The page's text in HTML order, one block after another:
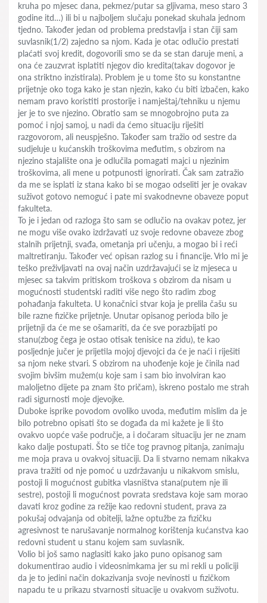
kruha po mjesec dana, pekmez/putar sa gljivama, meso staro 3
godine itd…) ili bi u najboljem slučaju ponekad skuhala jednom
tjedno. Također jedan od problema predstavlja i stan čiji sam
suvlasnik(1/2) zajedno sa njom. Kada je otac odlučio prestati
plaćati svoj kredit, dogovorili smo se da se stan daruje meni, a
ona će zauzvrat isplatiti njegov dio kredita(takav dogovor je
ona striktno inzistirala). Problem je u tome što su konstantne
prijetnje oko toga kako je stan njezin, kako ću biti izbačen, kako
nemam pravo koristiti prostorije i namještaj/tehniku u njemu
jer je to sve njezino. Obratio sam se mnogobrojno puta za
pomoć i njoj samoj, u nadi da ćemo situaciju riješiti
razgovorom, ali neuspješno. Također sam tražio od sestre da
sudjeluje u kućanskih troškovima međutim, s obzirom na
njezino stajalište ona je odlučila pomagati majci u njezinim
troškovima, ali mene u potpunosti ignorirati. Čak sam zatražio
da me se isplati iz stana kako bi se mogao odseliti jer je ovakav
suživot gotovo nemoguć i pate mi svakodnevne obaveze poput
fakulteta.
To je i jedan od razloga što sam se odlučio na ovakav potez, jer
ne mogu više ovako izdržavati uz svoje redovne obaveze zbog
stalnih prijetnji, svađa, ometanja pri učenju, a mogao bi i reći
maltretiranju. Također već opisan razlog su i financije. Vrlo mi je
teško preživljavati na ovaj način uzdržavajući se iz mjeseca u
mjesec sa takvim pritiskom troškova s obzirom da nisam u
mogućnosti studentski raditi više nego što radim zbog
pohađanja fakulteta. U konačnici stvar koja je prelila čašu su
bile razne fizičke prijetnje. Unutar opisanog perioda bilo je
prijetnji da će me se ošamariti, da će sve porazbijati po
stanu(zbog čega je ostao otisak tenisice na zidu), te kao
posljednje jučer je prijetila mojoj djevojci da će je naći i riješiti
sa njom neke stvari. S obzirom na uhođenje koje je činila nad
svojim bivšim mužem(u koje sam i sam bio involviran kao
maloljetno dijete pa znam što pričam), iskreno postalo me strah
radi sigurnosti moje djevojke.
Duboke isprike povodom ovoliko uvoda, međutim mislim da je
bilo potrebno opisati što se događa da mi kažete je li što
ovakvo uopće vaše područje, a i dočaram situaciju jer ne znam
kako dalje postupati. Što se tiče tog pravnog pitanja, zanimaju
me moja prava u ovakvoj situaciji. Da li stvarno nemam nikakva
prava tražiti od nje pomoć u uzdržavanju u nikakvom smislu,
postoji li mogućnost gubitka vlasništva stana(putem nje ili
sestre), postoji li mogućnost povrata sredstava koje sam morao
davati kroz godine za režije kao redovni student, prava za
pokušaj odvajanja od obitelji, lažne optužbe za fizičku
agresivnost te narušavanje normalnog korištenja kućanstva kao
redovni student u stanu kojem sam suvlasnik.
Volio bi još samo naglasiti kako jako puno opisanog sam
dokumentirao audio i videosnimkama jer su mi rekli u policiji
da je to jedini način dokazivanja svoje nevinosti u fizičkom
napadu te u prikazu stvarnosti situacije u ovakvom suživotu.